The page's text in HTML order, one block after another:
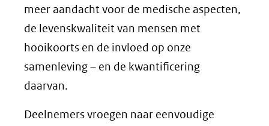
meer aandacht voor de medische aspecten,
de levenskwaliteit van mensen met
hooikoorts en de invloed op onze
samenleving – en de kwantificering
daarvan.
Deelnemers vroegen naar eenvoudige